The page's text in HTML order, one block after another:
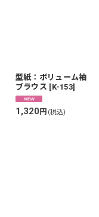
型紙：ボリューム袖
ブラウス [K-153]
1,320円 (税込)